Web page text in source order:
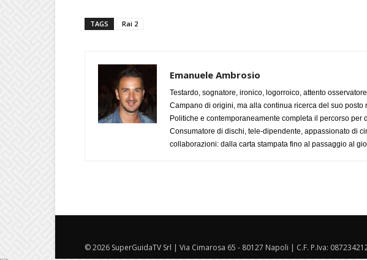
TAGS Rai 2
Emanuele Ambrosio
Testardo, sognatore, ironico, logorroico, attento
Campano di origini, ma alla continua ricerca del suo posto
Politiche e contemporaneamente completa il percorso per
Consumatore di dischi, tele-dipendente, appassionato di
collaborazioni: dalla carta stampata fino al passaggio al
© 2026 SuperGuidaTV Srl | Via Cimarosa 65 - 80127 Napoli | C.F. P.Iva: